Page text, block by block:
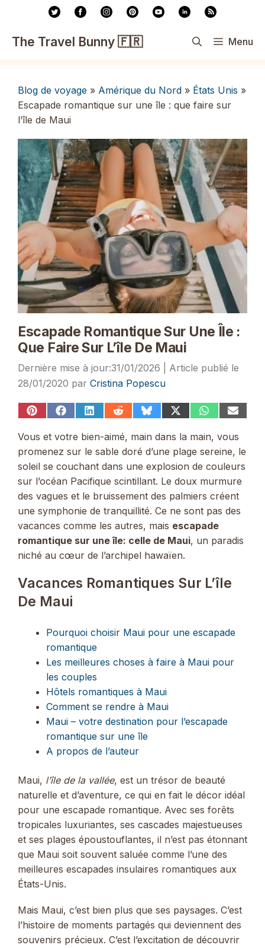
contenu
The Travel Bunny 🇫🇷 Menu
Blog de voyage » Amérique du Nord » États Unis »
Escapade romantique sur une île : que faire sur
l’île de Maui
Escapade Romantique Sur Une Île :
Que Faire Sur L’île De Maui
31/01/2026
28/01/2020 par Cristina Popescu
Share
Pinterest
Share
Facebook
Share
LinkedIn
Share
Reddit
Share
Bluesky
Share
X
(Twitter)
Share
WhatsApp
Share
Vous et votre bien-aimé, main dans la main, vous
promenez sur le sable doré d’une plage sereine, le
soleil se couchant dans une explosion de couleurs
sur l’océan Pacifique scintillant. Le doux murmure
des vagues et le bruissement des palmiers créent
une symphonie de tranquillité. Ce ne sont pas des
vacances comme les autres, mais escapade
romantique sur une île: celle de Maui, un paradis
niché au cœur de l’archipel hawaïen.
Vacances Romantiques Sur L’île
De Maui
Pourquoi choisir Maui pour une escapade
romantique
Les meilleures choses à faire à Maui pour
les couples
Hôtels romantiques à Maui
Comment se rendre à Maui
Maui – votre destination pour l’escapade
romantique sur une île
A propos de l’auteur
Maui, l’île de la vallée, est un trésor de beauté
naturelle et d’aventure, ce qui en fait le décor idéal
pour une escapade romantique. Avec ses forêts
tropicales luxuriantes, ses cascades majestueuses
et ses plages époustouflantes, il n’est pas étonnant
que Maui soit souvent saluée comme l’une des
meilleures escapades insulaires romantiques aux
États-Unis.
Mais Maui, c’est bien plus que ses paysages. C’est
l’histoire de moments partagés qui deviennent des
souvenirs précieux. C’est l’excitation de découvrir